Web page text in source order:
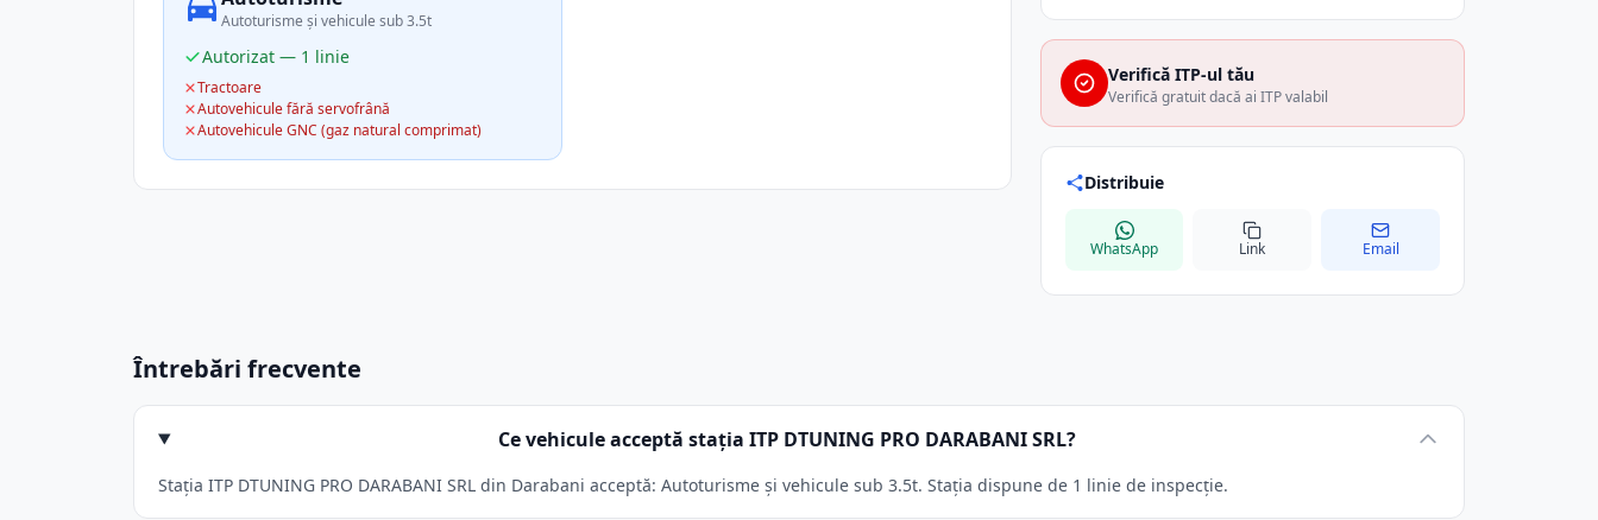
Autoturisme și vehicule sub 3.5t
Autorizat — 1 linie
Tractoare
Autovehicule fără servofrână
Autovehicule GNC (gaz natural comprimat)
Verifică ITP-ul tău
Verifică gratuit dacă ai ITP valabil
Distribuie
WhatsApp Link Email
Întrebări frecvente
Ce vehicule acceptă stația ITP DTUNING PRO DARABANI SRL?
Stația ITP DTUNING PRO DARABANI SRL din Darabani acceptă: Autoturisme și vehicule sub 3.5t. Stația dispune de 1 linie de inspecție.